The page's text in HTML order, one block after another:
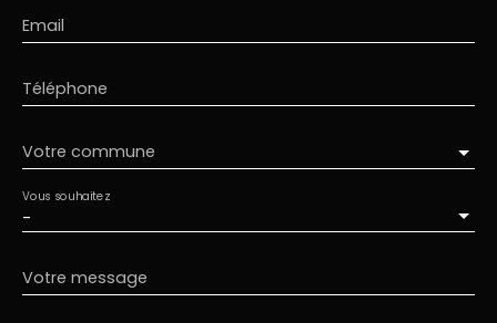
Email
Téléphone
Votre commune
-
Vous souhaitez
Votre message